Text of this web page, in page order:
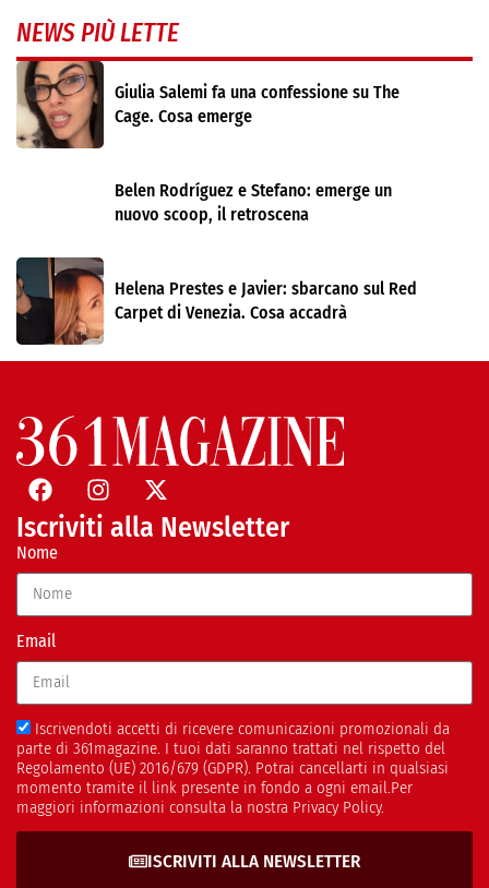
NEWS PIÙ LETTE
Giulia Salemi fa una confessione su The
Cage. Cosa emerge
Belen Rodríguez e Stefano: emerge un
nuovo scoop, il retroscena
Helena Prestes e Javier: sbarcano sul Red
Carpet di Venezia. Cosa accadrà
Iscriviti alla Newsletter
Nome
Email
Iscrivendoti accetti di ricevere comunicazioni promozionali da
parte di 361magazine. I tuoi dati saranno trattati nel rispetto del
Regolamento (UE) 2016/679 (GDPR). Potrai cancellarti in qualsiasi
momento tramite il link presente in fondo a ogni email.Per
maggiori informazioni consulta la nostra Privacy Policy.
ISCRIVITI ALLA NEWSLETTER